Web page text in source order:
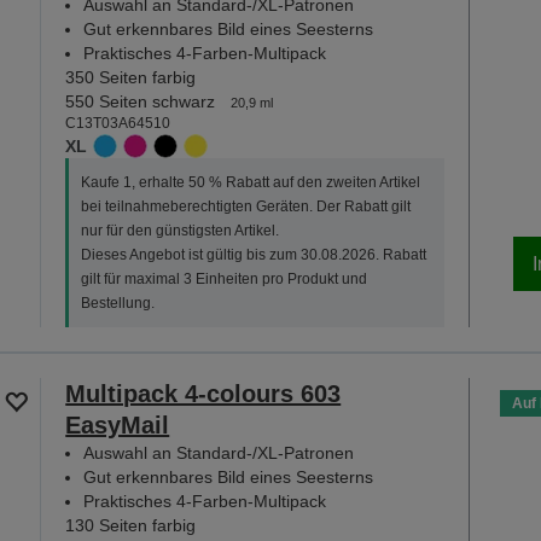
Auswahl an Standard-/XL-Patronen
Gut erkennbares Bild eines Seesterns
Praktisches 4-Farben-Multipack
350 Seiten farbig
550 Seiten schwarz
20,9 ml
C13T03A64510
XL
Kaufe 1, erhalte 50 % Rabatt auf den zweiten Artikel
bei teilnahmeberechtigten Geräten. Der Rabatt gilt
nur für den günstigsten Artikel.
Dieses Angebot ist gültig bis zum 30.08.2026. Rabatt
gilt für maximal 3 Einheiten pro Produkt und
Bestellung.
Multipack 4-colours 603
EasyMail
Auswahl an Standard-/XL-Patronen
Gut erkennbares Bild eines Seesterns
Praktisches 4-Farben-Multipack
130 Seiten farbig
Auf